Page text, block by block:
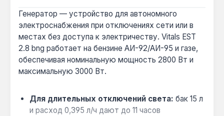
Генератор — устройство для автономного
электроснабжения при отключениях сети или в
местах без доступа к электричеству. Vitals EST
2.8 bng работает на бензине АИ-92/АИ-95 и газе,
обеспечивая номинальную мощность 2800 Вт и
максимальную 3000 Вт.
Для длительных отключений света: бак 15 л
и расход 0,395 л/ч дают до 11 часов